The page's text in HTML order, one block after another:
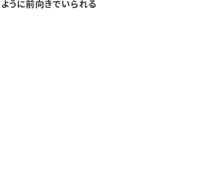
うに前向きでいられる